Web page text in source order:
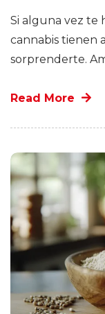
Si alguna vez te
cannabis tienen
sorprenderte.
Read More